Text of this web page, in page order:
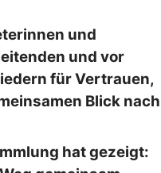
und
und vor
für Vertrauen,
Blick nach
hat gezeigt: